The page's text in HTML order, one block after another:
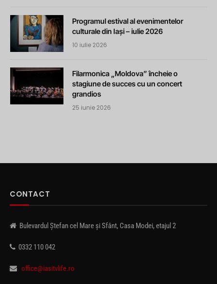
Programul estival al evenimentelor
culturale din Iași – iulie 2026
10 iulie 2026
Filarmonica „Moldova” încheie o
stagiune de succes cu un concert
grandios
25 iunie 2026
CONTACT
Bulevardul Ștefan cel Mare și Sfânt, Casa Modei, etajul 2
0332 110 042
office@iasitvlife.ro